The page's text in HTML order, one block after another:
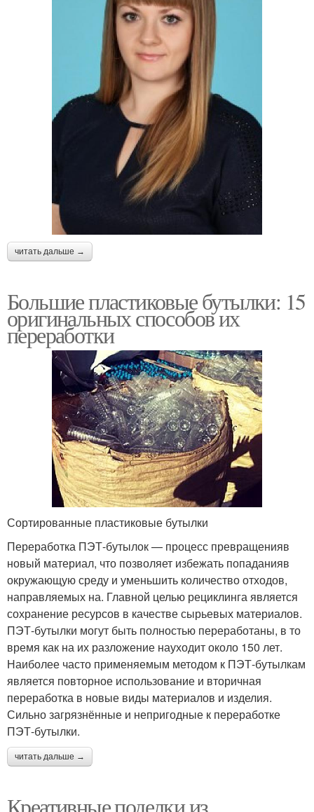
читать дальше →
Большие пластиковые бутылки: 15
оригинальных способов их
переработки
Сортированные пластиковые бутылки
Переработка ПЭТ-бутылок — процесс превращенияв
новый материал, что позволяет избежать попаданияв
окружающую среду и уменьшить количество отходов,
направляемых на. Главной целью рециклинга является
сохранение ресурсов в качестве сырьевых материалов.
ПЭТ-бутылки могут быть полностью переработаны, в то
время как на их разложение науходит около 150 лет.
Наиболее часто применяемым методом к ПЭТ-бутылкам
является повторное использование и вторичная
переработка в новые виды материалов и изделия.
Сильно загрязнённые и непригодные к переработке
ПЭТ-бутылки.
читать дальше →